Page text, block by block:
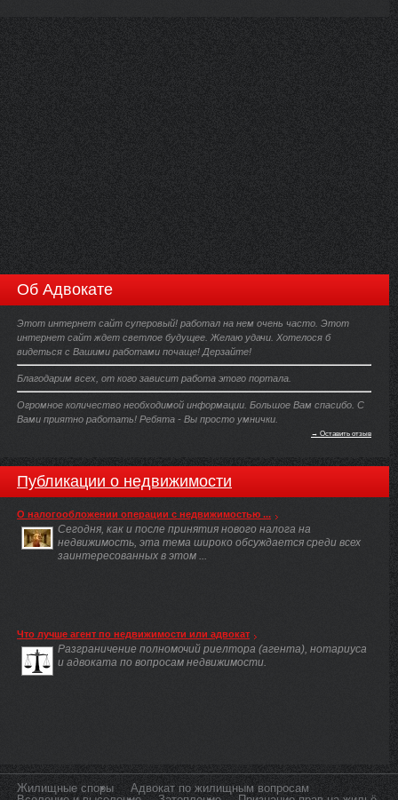
Об Адвокате
Этот интернет сайт суперовый! работал на нем очень часто. Этот
интернет сайт ждет светлое будущее. Желаю удачи. Хотелося б
видеться с Вашими работами почаще! Дерзайте!
Благодарим всех, от кого зависит работа этого портала.
Огромное количество необходимой информации. Большое Вам спасибо. С
Вами приятно работать! Ребята - Вы просто умнички.
→ Оставить отзыв
Публикации о недвижимости
О налогообложении операции с недвижимостью ...
Сегодня, как и после принятия нового налога на
недвижимость, эта тема широко обсуждается среди всех
заинтересованных в этом ...
Что лучше агент по недвижимости или адвокат
Разграничение полномочий риелтора (агента), нотариуса
и адвоката по вопросам недвижимости.
Жилищные споры
Адвокат по жилищным вопросам